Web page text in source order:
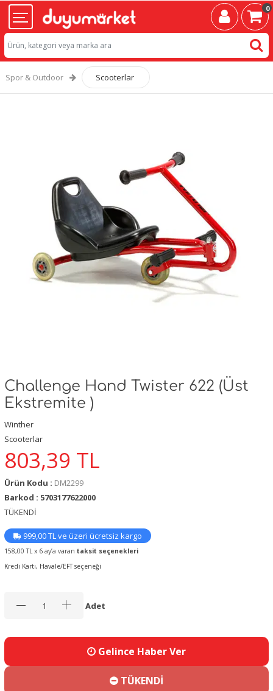
0
Spor & Outdoor Scooterlar
Challenge Hand Twister 622 (Üst
Ekstremite )
Winther
Scooterlar
803,39 TL
Ürün Kodu : DM2299
Barkod : 5703177622000
TÜKENDİ
999,00 TL ve üzeri ücretsiz kargo
158,00 TL x 6 ay’a varan taksit seçenekleri
Kredi Kartı, Havale/EFT seçeneği
Adet
Gelince Haber Ver
TÜKENDİ